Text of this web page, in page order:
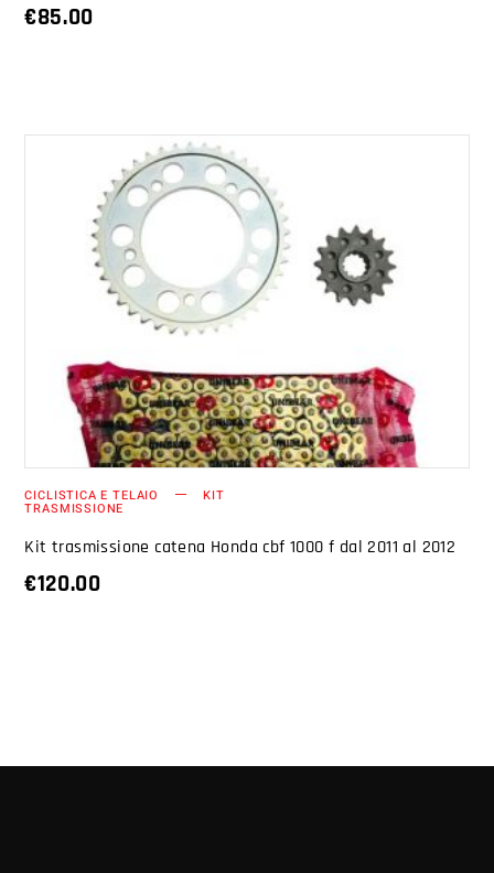
€85.00
AGGIUNGI AL CARRELLO
CICLISTICA E TELAIO KIT
TRASMISSIONE
Kit trasmissione catena Honda cbf 1000 f dal 2011 al 2012
€120.00